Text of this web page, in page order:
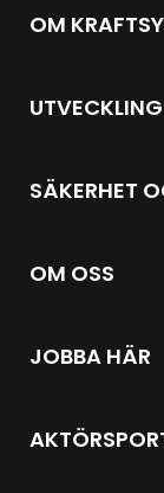
OM
SÄKERHET
OM OSS
JOBBA HÄR